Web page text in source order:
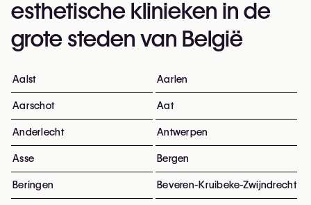
esthetische klinieken in de
grote steden van België
Aalst Aarlen
Aarschot Aat
Anderlecht Antwerpen
Asse Bergen
Beringen Beveren-Kruibeke-Zwijndrecht